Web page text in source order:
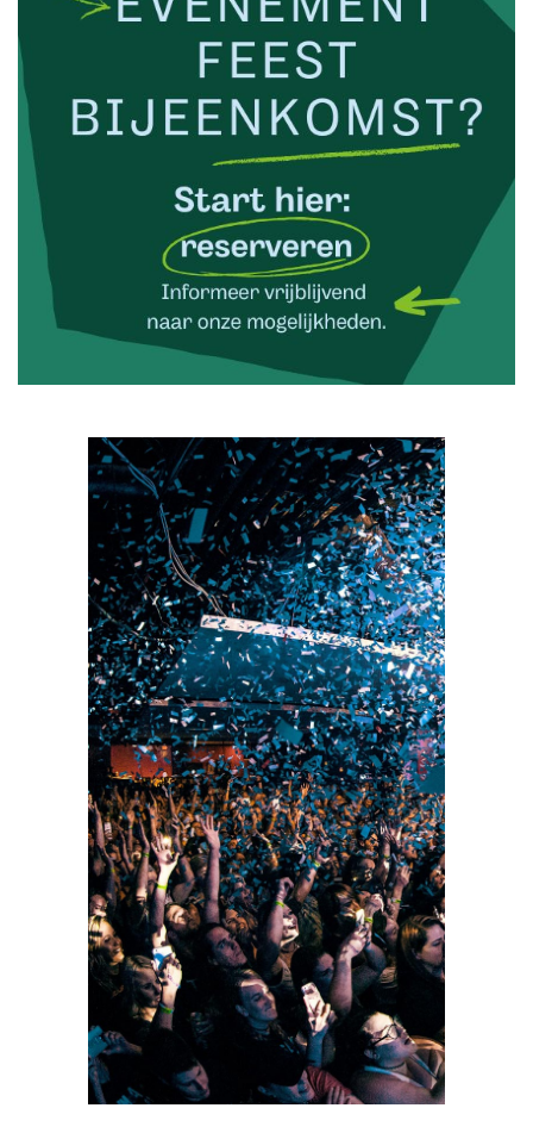
Rock & Roll door Double U(Donderdag 22 oktober
Rock & Roll door Double U
(Donderdag 29 oktober
🕙 20:00)
Rock & Roll door Double U
november 🕙 20:00)
Rock & Roll door Double U
(Donderdag 12 november
Rock & Roll door Double U(Donderdag 19 november
🕙 20:00)
Rock & Roll door Double U
december 🕙 20:00)
Rock & Roll door Double U (Donderdag 10
december 🕙 20:00)
Rock & Roll door Double U(Donderdag 17
december 🕙 20:00)
Rock & Roll door Double U(Donderdag 31
december 🕙 20:00)